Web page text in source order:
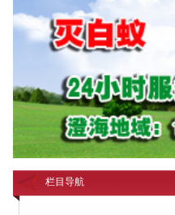
栏目导航